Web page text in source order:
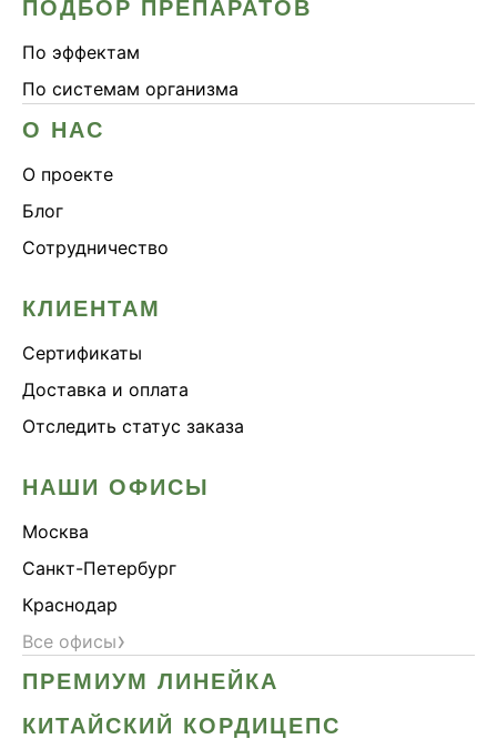
ПОДБОР ПРЕПАРАТОВ
По эффектам
По системам организма
О НАС
О проекте
Блог
Сотрудничество
КЛИЕНТАМ
Сертификаты
Доставка и оплата
Отследить статус заказа
НАШИ ОФИСЫ
Москва
Санкт-Петербург
Краснодар
Все офисы›
ПРЕМИУМ ЛИНЕЙКА
КИТАЙСКИЙ КОРДИЦЕПС